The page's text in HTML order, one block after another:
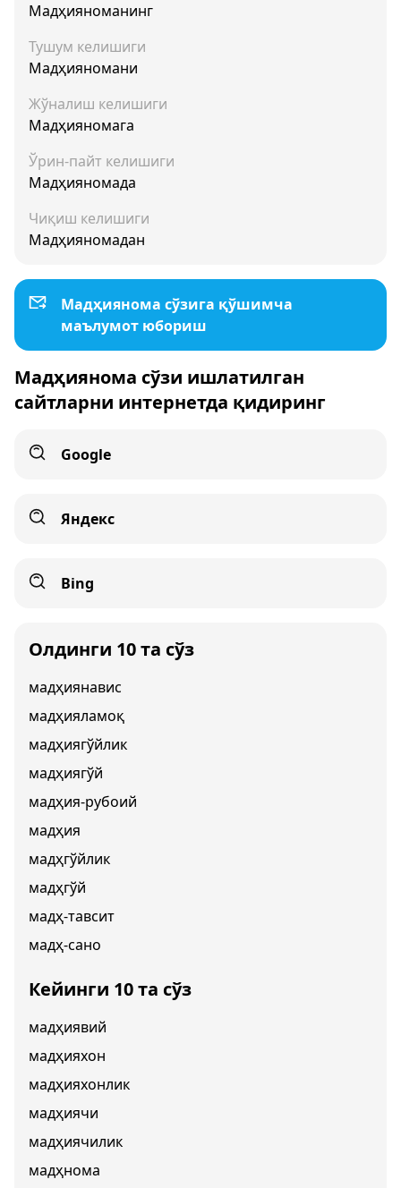
Мадҳияноманинг
Тушум келишиги
Мадҳияномани
Жўналиш келишиги
Мадҳияномага
Ўрин-пайт келишиги
Мадҳияномада
Чиқиш келишиги
Мадҳияномадан
Мадҳиянома сўзига қўшимча
маълумот юбориш
Мадҳиянома сўзи ишлатилган
сайтларни интернетда қидиринг
Google
Яндекс
Bing
Олдинги 10 та сўз
мадҳиянавис
мадҳияламоқ
мадҳиягўйлик
мадҳиягўй
мадҳия-рубоий
мадҳия
мадҳгўйлик
мадҳгўй
мадҳ-тавсит
мадҳ-сано
Кейинги 10 та сўз
мадҳиявий
мадҳияхон
мадҳияхонлик
мадҳиячи
мадҳиячилик
мадҳнома